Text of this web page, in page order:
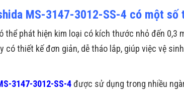
MS-3147-3012-SS-4 có một số
thể phát hiện kim loại có kích thước nhỏ đến 0,3
có thiết kế đơn giản, dễ tháo lắp, giúp việc vệ
3147-3012-SS-4được sử dụng trong nhiều